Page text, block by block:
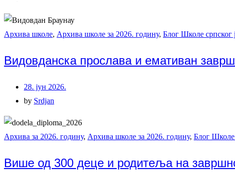
Архива школе, Архива школе за 2026. годину, Блог Школе српског
Видовданска прослава и емативан
28. јун 2026.
by Srdjan
Архива за 2026. годину, Архива школе за 2026. годину, Блог Школе
Више од 300 деце и родитеља на